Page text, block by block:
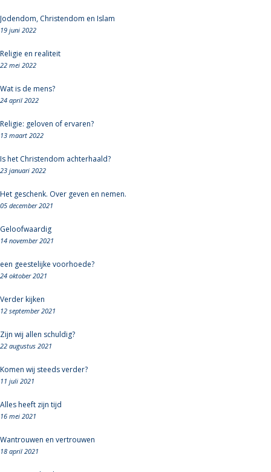
Jodendom, Christendom en Islam
19 juni 2022
Religie en realiteit
22 mei 2022
Wat is de mens?
24 april 2022
Religie: geloven of ervaren?
13 maart 2022
Is het Christendom achterhaald?
23 januari 2022
Het geschenk. Over geven en nemen.
05 december 2021
Geloofwaardig
14 november 2021
een geestelijke voorhoede?
24 oktober 2021
Verder kijken
12 september 2021
Zijn wij allen schuldig?
22 augustus 2021
Komen wij steeds verder?
11 juli 2021
Alles heeft zijn tijd
16 mei 2021
Wantrouwen en vertrouwen
18 april 2021